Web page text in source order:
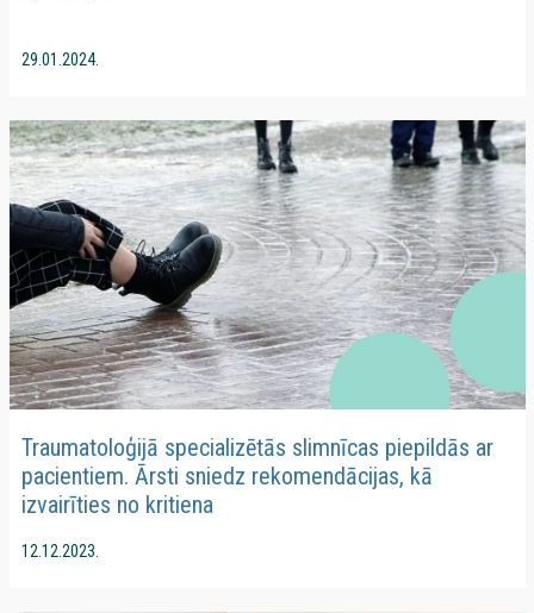
29.01.2024.
Traumatoloģijā specializētās slimnīcas piepildās ar
pacientiem. Ārsti sniedz rekomendācijas, kā
izvairīties no kritiena
12.12.2023.